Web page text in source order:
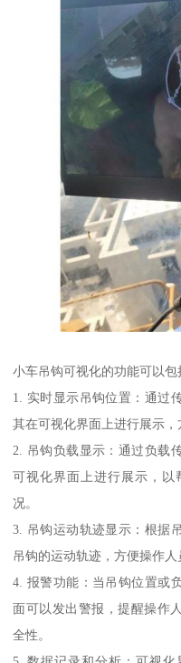
小车吊钩可视化的功能可以包
1. 实时显示吊钩位置：通过
其在可视化界面上进行展示，
2. 吊钩负载显示：通过负载
可视化界面上进行展示，
况。
3. 吊钩运动轨迹显示：根据
吊钩的运动轨迹，方便操作人
4. 报警功能：当吊钩位置或
面可以发出警报，提醒操作
全性。